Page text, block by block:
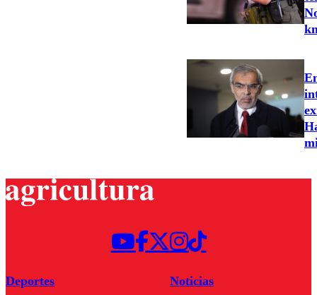
Deportes
Noticias